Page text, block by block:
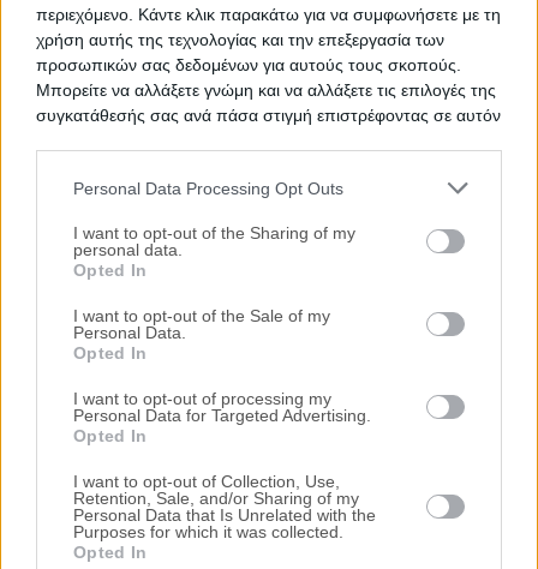
περιεχόμενο. Κάντε κλικ παρακάτω για να συμφωνήσετε με τη
χρήση αυτής της τεχνολογίας και την επεξεργασία των
προσωπικών σας δεδομένων για αυτούς τους σκοπούς.
Μπορείτε να αλλάξετε γνώμη και να αλλάξετε τις επιλογές της
συγκατάθεσής σας ανά πάσα στιγμή επιστρέφοντας σε αυτόν
services and may gather and store information including but
not limited to your visit or usage behaviour. You may click to
grant or deny consent to Google and its third-party tags to
use your data for below specified purposes in below Google
consent section.
Personal Data Processing Opt Outs
I want to opt-out of the Sharing of my
personal data.
Opted In
I want to opt-out of the Sale of my
Personal Data.
Opted In
I want to opt-out of processing my
Personal Data for Targeted Advertising.
Opted In
I want to opt-out of Collection, Use,
Retention, Sale, and/or Sharing of my
Personal Data that Is Unrelated with the
Purposes for which it was collected.
Opted In
Γραφεία 38 τ.μ.
Περικλέους, Θέρμη, Νομός Θεσσαλονίκης
37.8 m² 2009 Υπόγειο
Πρώτη Προσφορά:
44.000 €
Ημ. Διεξαγωγής:
Περικλέους, Θέρμη, Νομός Θεσσαλονίκης
208.6 m² 2009